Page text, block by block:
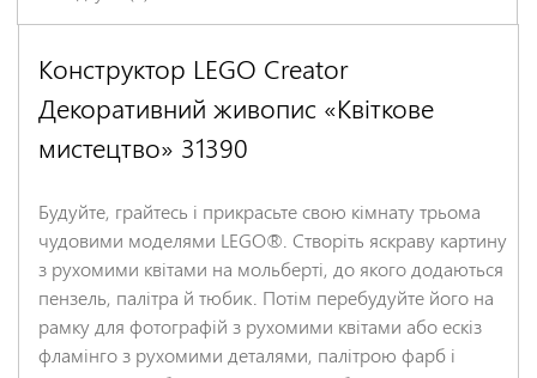
Конструктор LEGO Creator
Декоративний живопис «Квіткове
мистецтво» 31390
Будуйте, грайтесь і прикрасьте свою кімнату трьома
чудовими моделями LEGO®. Створіть яскраву картину
з рухомими квітами на мольберті, до якого додаються
пензель, палітра й тюбик. Потім перебудуйте його на
рамку для фотографій з рухомими квітами або ескіз
фламінго з рухомими деталями, палітрою фарб і
Залишіть відгук про цей товар першими
*
Ім'я
Відгук